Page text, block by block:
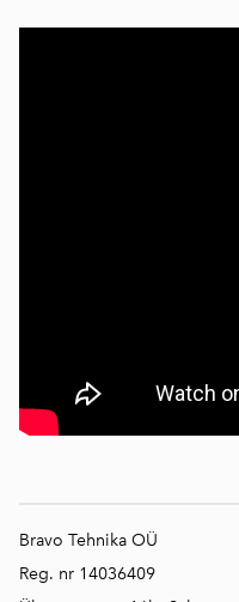
Bravo Tehnika OÜ
Reg. nr 14036409